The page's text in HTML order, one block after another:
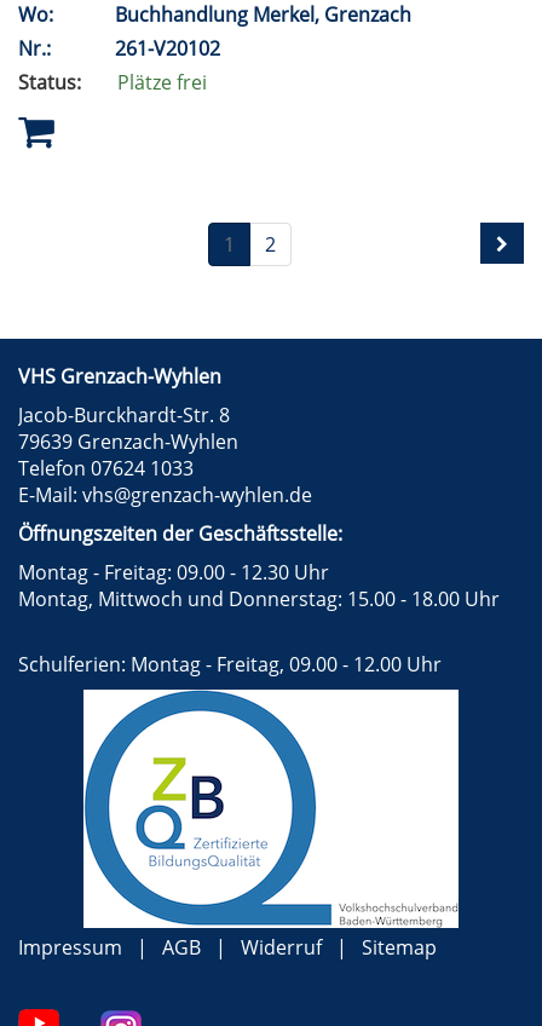
Wo:
Buchhandlung Merkel, Grenzach
Nr.:
261-V20102
Status:
Plätze frei
1 2
VHS Grenzach-Wyhlen
Jacob-Burckhardt-Str. 8
79639 Grenzach-Wyhlen
Telefon 07624 1033
E-Mail: vhs@grenzach-wyhlen.de
Öffnungszeiten der Geschäftsstelle:
Montag - Freitag: 09.00 - 12.30 Uhr
Montag, Mittwoch und Donnerstag: 15.00 - 18.00 Uhr
Schulferien: Montag - Freitag, 09.00 - 12.00 Uhr
Impressum AGB Widerruf Sitemap